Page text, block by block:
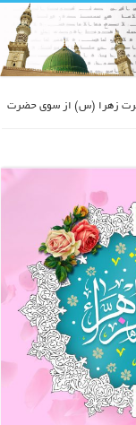
زهرا (س) از سوی حضرت